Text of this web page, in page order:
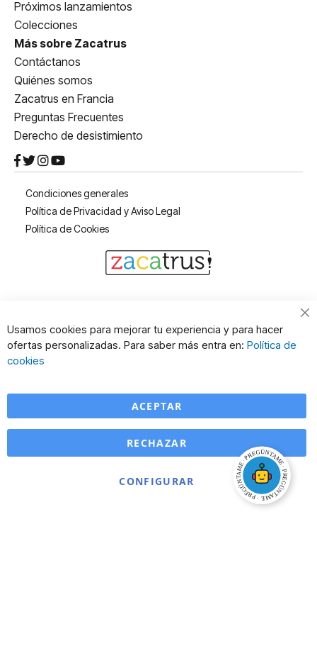
Próximos lanzamientos
Colecciones
Más sobre Zacatrus
Contáctanos
Quiénes somos
Zacatrus en Francia
Preguntas Frecuentes
Derecho de desistimiento
Condiciones generales
Política de Privacidad y Aviso Legal
Política de Cookies
Usamos cookies para mejorar tu experiencia y para hacer
ofertas personalizadas. Para saber más entra en: Política de
cookies
ACEPTAR
CONFIGURAR
RECHAZAR